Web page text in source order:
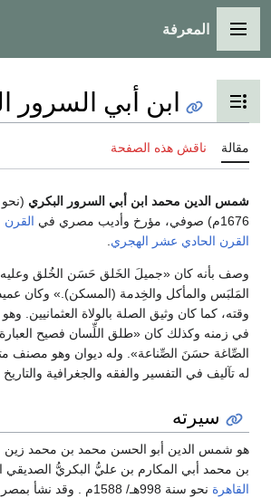
القائمة الرئيسية
المعرفة
تبديل عرض جدول المحتويات
ابن أبي السرور
مقالة ناقش هذه الصفحة
شمس الدين محمد ابن أبي السرور البكري (نحو 1588م -
1676م) صوفي، مؤرخ وأديب مصري في
القرن
القرن الحادي عشر الهجري
وصف بأنه كان «جميلَ الخَلق حَسَن الخُلق
المَلبَس والمأكل والخِدمة (المسكن).» وكان
وقته، كما كان وثيق الصلة بالولاة العثمانيين.
في زمنه وكذلك كان «طلق اللِّسان فصيح العبارة
الصِّاغة حسَنَ الصِّناعة». وله ديوان وهو مصنف
له تآليف في التفسير والفقه والجغرافية والتاريخ
سيرته
هو شمس الدين أبو الحسن محمد بن محمد زين
بن محمد أبي المكارم بن عليُّ البكريُّ
القاهرة
نحو سنة 998هـ/ 1588م .